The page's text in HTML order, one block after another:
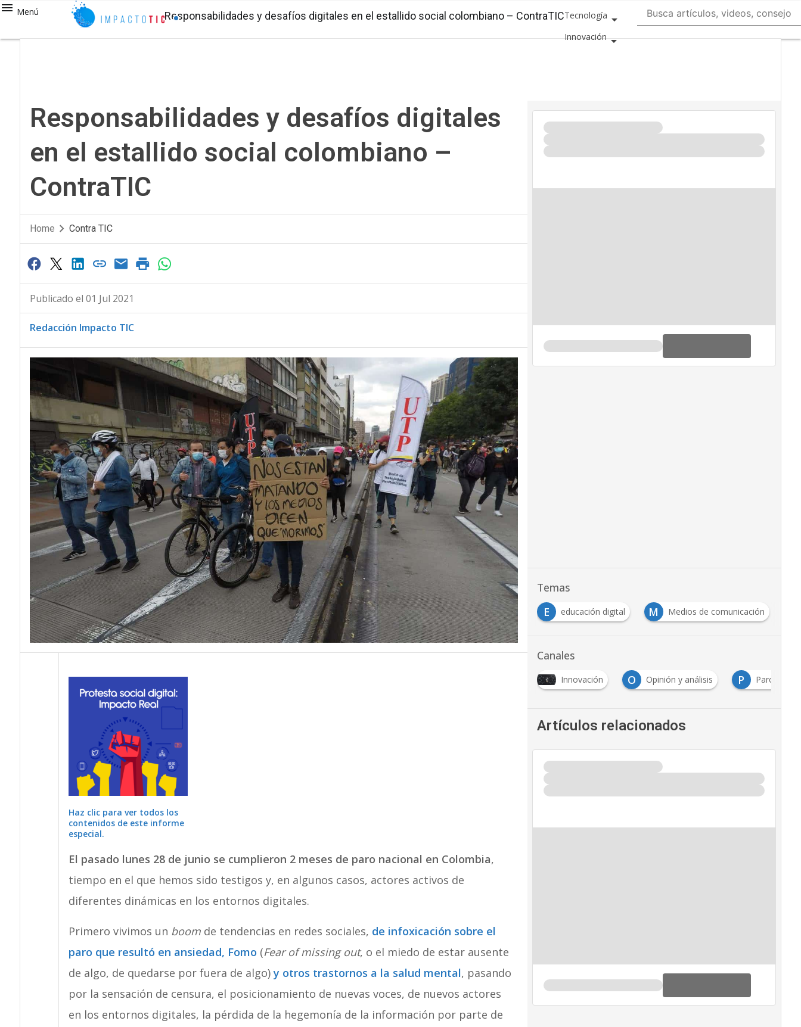
Menú Responsabilidades y desafíos digitales en el estallido social colombiano – ContraTICTecnología
Innovación
Ciberseguridad
Responsabilidades y desafíos digitales
en el estallido social colombiano –
ContraTIC
Home Contra TIC
Publicado el 01 Jul 2021
Redacción Impacto TIC
Haz clic para ver todos los
contenidos de este informe
especial.
El pasado lunes 28 de junio se cumplieron 2 meses de paro nacional en Colombia,
tiempo en el que hemos sido testigos y, en algunos casos, actores activos de
diferentes dinámicas en los entornos digitales.
Primero vivimos un boomde tendencias en redes sociales, de infoxicación sobre el
paro que resultó en ansiedad, Fomo (Fear of missing out, o el miedo de estar ausente
de algo, de quedarse por fuera de algo)y otros trastornos a la salud mental, pasando
por la sensación de censura, el posicionamiento de nuevas voces, de nuevos actores
en los entornos digitales, la pérdida de la hegemonía de la información por parte de
Temas
C
Contra TIC E educación digital M Medios de comunicación
Canales
Innovación O Opinión y análisis P Paro
Artículos relacionados